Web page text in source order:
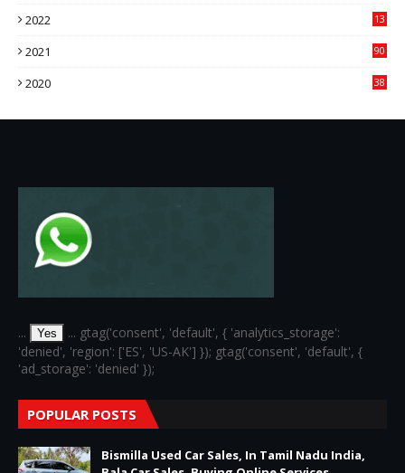
2022
13
2021
90
2020
38
... Yes
... gtag('consent', 'default', { 'analytics_storage':
'denied', 'region': ['ES', 'US-AK'] }); gtag('consent', 'default', {
'ad_storage': 'denied' });
POPULAR POSTS
Bismilla Used Car Sales, In Tamil Nadu India,